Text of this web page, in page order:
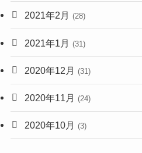
2021年2月 (28)
2021年1月 (31)
2020年12月 (31)
2020年11月 (24)
2020年10月 (3)